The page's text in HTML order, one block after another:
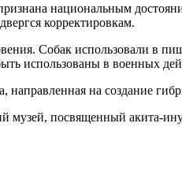
национальным
корректировкам.
Собак использовали в
использованы в военных
на создание
музей, посвященный акита-